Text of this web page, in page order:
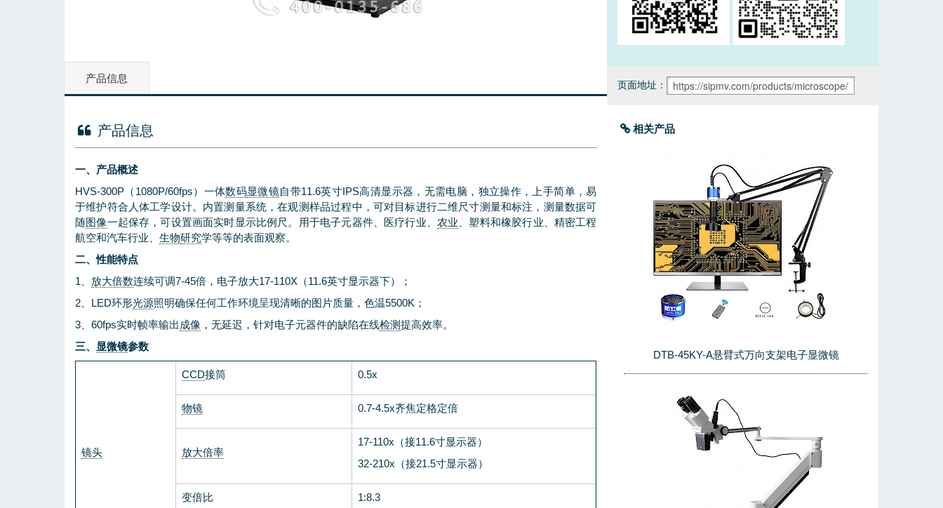
产品信息
产品信息
一、产品概述
HVS-300P（1080P/60fps）一体数码显微镜自带11.6英寸IPS高清显示器，无需电脑，独立操作，上手简单，易
于维护符合人体工学设计。内置测量系统，在观测样品过程中，可对目标进行二维尺寸测量和标注，测量数据可
随图像一起保存，可设置画面实时显示比例尺。用于电子元器件、医疗行业、 农业 、塑料和橡胶行业、精密工程
航空和汽车行业、 生物研究学等等的表面观察。
二、性能特点
1、 放大倍数连续可调7-45倍，电子放大17-110X（11.6英寸显示器下）；
2、LED环形光源照明确保任何工作环境呈现清晰的图片质量，色温5500K；
3、60fps实时帧率输出成像 ，无延迟，针对电子元器件的缺陷在线检测提高效率。
三、 显微镜参数
镜头
CCD接筒 0.5x
物镜 0.7-4.5x齐焦定格定倍
放大倍率
17-110x（接11.6寸显示器）
32-210x（接21.5寸显示器）
变倍比 1:8.3
页面地址：
相关产品
DTB-45KY-A悬臂式万向支架电子显微镜